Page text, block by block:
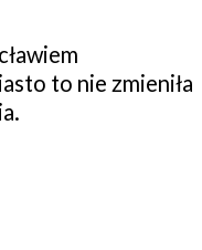
to nie zmieniła